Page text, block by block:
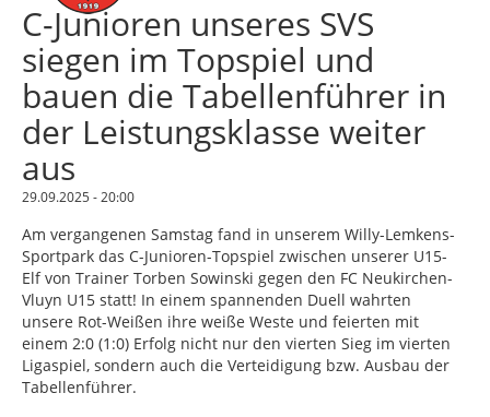
C-Junioren unseres SVS
siegen im Topspiel und
bauen die Tabellenführer in
der Leistungsklasse weiter
aus
29.09.2025 - 20:00
Am vergangenen Samstag fand in unserem Willy-Lemkens-
Sportpark das C-Junioren-Topspiel zwischen unserer U15-
Elf von Trainer Torben Sowinski gegen den FC Neukirchen-
Vluyn U15 statt! In einem spannenden Duell wahrten
unsere Rot-Weißen ihre weiße Weste und feierten mit
einem 2:0 (1:0) Erfolg nicht nur den vierten Sieg im vierten
Ligaspiel, sondern auch die Verteidigung bzw. Ausbau der
Tabellenführer.